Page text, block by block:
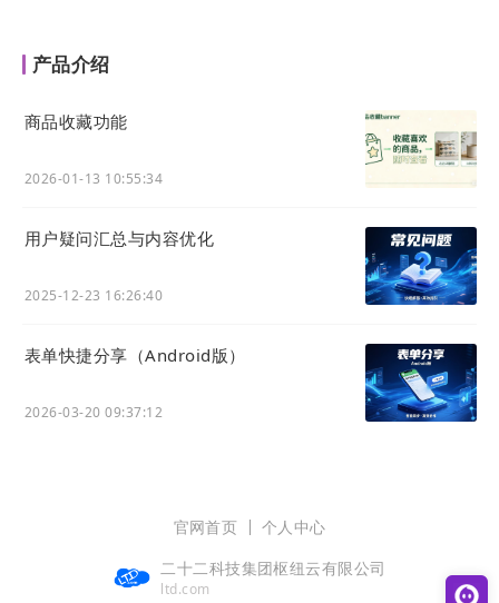
后，原先所设置的链接无法使用的问题。
操作路径：官微中心 - 建站 - 运营设置 - 导航管理
已有的导航栏目：
在编辑页面内，通过图中红框内 「选择网页链接」
来选择一个网站编辑器里新建的网页：
产品介绍
商品收藏功能
2026-01-13 10:55:34
用户疑问汇总与内容优化
2025-12-23 16:26:40
表单快捷分享（Android版）
2026-03-20 09:37:12
官网首页
个人中心
二十二科技集团枢纽云有限公司
ltd.com